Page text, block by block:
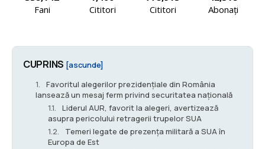
Fani
Cititori
Cititori
Abonați
CUPRINS [ascunde]
Favoritul alegerilor prezidențiale din România
lansează un mesaj ferm privind securitatea națională
Liderul AUR, favorit la alegeri, avertizează
asupra pericolului retragerii trupelor SUA
Temeri legate de prezența militară a SUA în
Europa de Est